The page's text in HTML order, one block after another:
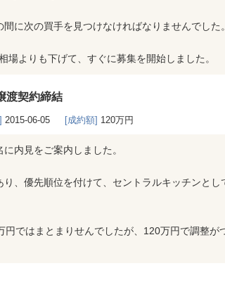
に次の買手を見つけなければなりませんでした。
場よりも下げて、すぐに募集を開始しました。
渡契約締結
2015-06-05 [成約額] 120万円
内見をご案内しました。
、優先順位を付けて、セントラルキッチンとし
円ではまとまりせんでしたが、120万円で調整が